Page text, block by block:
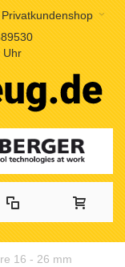
Privatkundenshop
Uhr
16 - 26 mm